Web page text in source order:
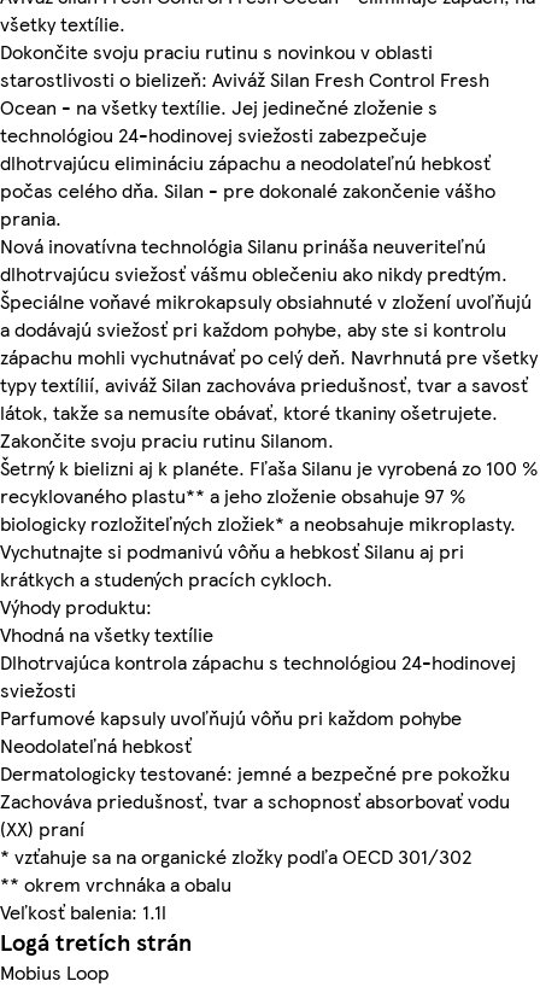
všetky textílie.
Dokončite svoju praciu rutinu s novinkou v oblasti
starostlivosti o bielizeň: Aviváž Silan Fresh Control Fresh
Ocean - na všetky textílie. Jej jedinečné zloženie s
technológiou 24-hodinovej sviežosti zabezpečuje
dlhotrvajúcu elimináciu zápachu a neodolateľnú hebkosť
počas celého dňa. Silan - pre dokonalé zakončenie vášho
prania.
Nová inovatívna technológia Silanu prináša neuveriteľnú
dlhotrvajúcu sviežosť vášmu oblečeniu ako nikdy predtým.
Špeciálne voňavé mikrokapsuly obsiahnuté v zložení uvoľňujú
a dodávajú sviežosť pri každom pohybe, aby ste si kontrolu
zápachu mohli vychutnávať po celý deň. Navrhnutá pre všetky
typy textílií, aviváž Silan zachováva priedušnosť, tvar a savosť
látok, takže sa nemusíte obávať, ktoré tkaniny ošetrujete.
Zakončite svoju praciu rutinu Silanom.
Šetrný k bielizni aj k planéte. Fľaša Silanu je vyrobená zo 100 %
recyklovaného plastu** a jeho zloženie obsahuje 97 %
biologicky rozložiteľných zložiek* a neobsahuje mikroplasty.
Vychutnajte si podmanivú vôňu a hebkosť Silanu aj pri
krátkych a studených pracích cykloch.
Výhody produktu:
Vhodná na všetky textílie
Dlhotrvajúca kontrola zápachu s technológiou 24-hodinovej
sviežosti
Parfumové kapsuly uvoľňujú vôňu pri každom pohybe
Neodolateľná hebkosť
Dermatologicky testované: jemné a bezpečné pre pokožku
Zachováva priedušnosť, tvar a schopnosť absorbovať vodu
(XX) praní
* vzťahuje sa na organické zložky podľa OECD 301/302
** okrem vrchnáka a obalu
Veľkosť balenia: 1.1l
Logá tretích strán
Mobius Loop